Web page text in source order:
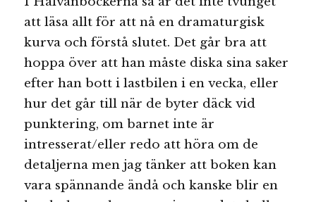
att läsa allt för att nå en dramaturgisk
kurva och förstå slutet. Det går bra att
hoppa över att han måste diska sina saker
efter han bott i lastbilen i en vecka, eller
hur det går till när de byter däck vid
punktering, om barnet inte är
intresserat/eller redo att höra om de
detaljerna men jag tänker att boken kan
vara spännande ändå och kanske blir en